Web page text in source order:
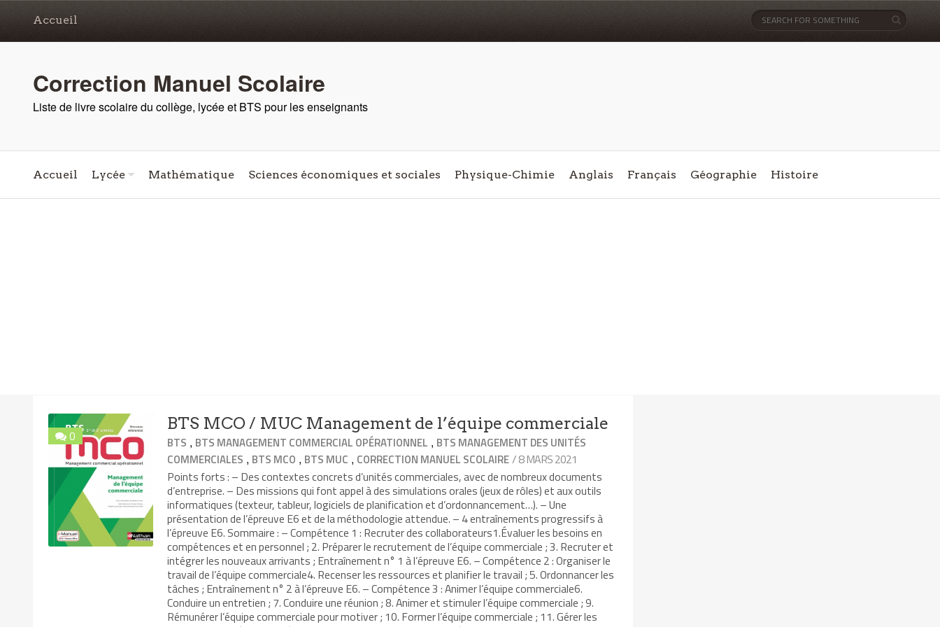
Accueil
Correction Manuel Scolaire
Liste de livre scolaire du collège, lycée et BTS pour les enseignants
Accueil Lycée Mathématique Sciences économiques et sociales Physique-Chimie Anglais Français Géographie Histoire
0
BTS MCO / MUC Management de l’équipe commerciale
BTS , BTS MANAGEMENT COMMERCIAL OPÉRATIONNEL , BTS MANAGEMENT DES UNITÉS
COMMERCIALES , BTS MCO , BTS MUC , CORRECTION MANUEL SCOLAIRE/ 8 MARS 2021
Points forts : – Des contextes concrets d’unités commerciales, avec de nombreux documents
d’entreprise. – Des missions qui font appel à des simulations orales (jeux de rôles) et aux outils
informatiques (texteur, tableur, logiciels de planification et d’ordonnancement…). – Une
présentation de l’épreuve E6 et de la méthodologie attendue. – 4 entraînements progressifs à
l’épreuve E6. Sommaire : – Compétence 1 : Recruter des collaborateurs1.Évaluer les besoins en
compétences et en personnel ; 2. Préparer le recrutement de l’équipe commerciale ; 3. Recruter et
intégrer les nouveaux arrivants ; Entraînement n° 1 à l’épreuve E6. – Compétence 2 : Organiser le
travail de l’équipe commerciale4. Recenser les ressources et planifier le travail ; 5. Ordonnancer les
tâches ; Entraînement n° 2 à l’épreuve E6. – Compétence 3 : Animer l’équipe commerciale6.
Conduire un entretien ; 7. Conduire une réunion ; 8. Animer et stimuler l’équipe commerciale ; 9.
Rémunérer l’équipe commerciale pour motiver ; 10. Former l’équipe commerciale ; 11. Gérer les